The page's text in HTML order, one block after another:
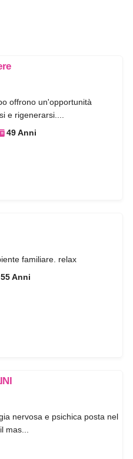
offrono un'opportunità
e rigenerarsi....
49 Anni
familiare. relax
55 Anni
nervosa e psichica posta nel